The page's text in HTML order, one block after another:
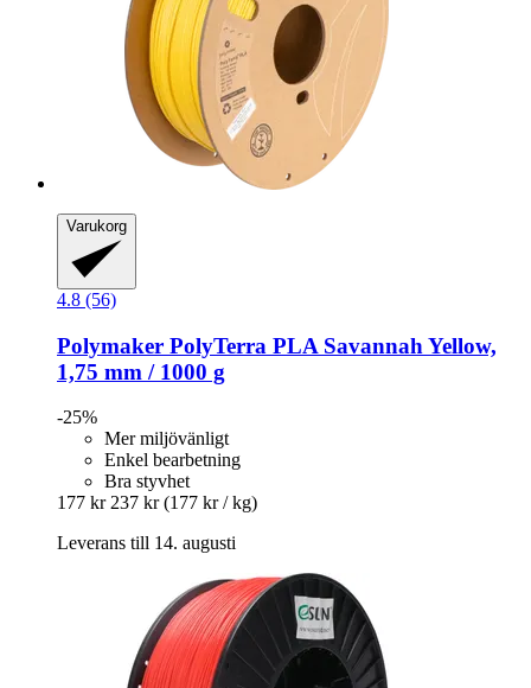
Varukorg
4.8 (56)
Polymaker PolyTerra PLA Savannah Yellow,
1,75 mm / 1000 g
-25%
Mer miljövänligt
Enkel bearbetning
Bra styvhet
177 kr 237 kr (177 kr / kg)
Leverans till 14. augusti